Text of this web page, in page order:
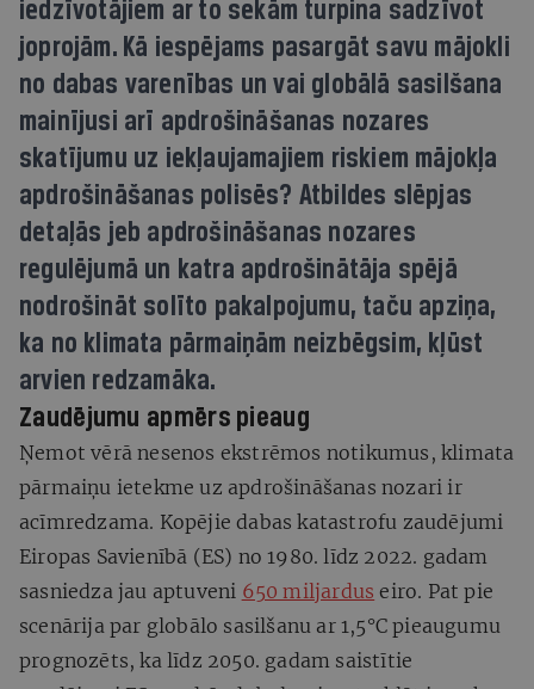
iedzīvotājiem ar to sekām turpina sadzīvot
joprojām. Kā iespējams pasargāt savu mājokli
no dabas varenības un vai globālā sasilšana
mainījusi arī apdrošināšanas nozares
skatījumu uz iekļaujamajiem riskiem mājokļa
apdrošināšanas polisēs? Atbildes slēpjas
detaļās jeb apdrošināšanas nozares
regulējumā un katra apdrošinātāja spējā
nodrošināt solīto pakalpojumu, taču apziņa,
ka no klimata pārmaiņām neizbēgsim, kļūst
arvien redzamāka.
Zaudējumu apmērs pieaug
Ņemot vērā nesenos ekstrēmos notikumus, klimata
pārmaiņu ietekme uz apdrošināšanas nozari ir
acīmredzama. Kopējie dabas katastrofu zaudējumi
Eiropas Savienībā (ES) no 1980. līdz 2022. gadam
sasniedza jau aptuveni 650 miljardus eiro. Pat pie
scenārija par globālo sasilšanu ar 1,5°C pieaugumu
prognozēts, ka līdz 2050. gadam saistītie